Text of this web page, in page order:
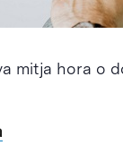
mitja hora o